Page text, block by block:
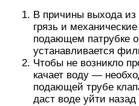
В причины выхода из
грязь и
подающем патрубке
устанавливается
Чтобы не возникло
качает воду —
подающей трубе
даст воде уйти